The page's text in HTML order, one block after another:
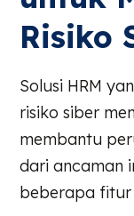
Risiko
Solusi HRM
risiko siber
membantu
dari ancaman
beberapa fitur